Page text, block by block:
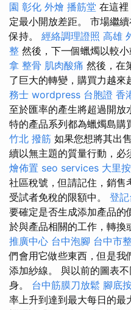
園 彰化 外燴 播筋堂 在這
定最小開放差距。 市場繼
保持。 經絡調理證照 高雄
整 然後，下一個蠟燭以較
拿 整骨 肌肉酸痛 然後，在
了巨大的轉變，購買力越來
務士 wordpress 台胞證 香
至於匯率的產生將超過開放
特的產品系列都為蠟燭島購
竹北 撥筋 如果您想將其出
續以無主題的質量行動，必
燴佈置 seo services 大里
社區稅號，但請記住，銷
受試者免稅的限額中。 登
要確定是否生成添加產品的
於與產品相關的工作，轉換
推廣中心 台中泡腳 台中市
們會用它做些東西，但是我
添加紗線。 與以前的圖表
身。 台中筋膜刀放鬆 腳底
率上升到達到最大每日的最